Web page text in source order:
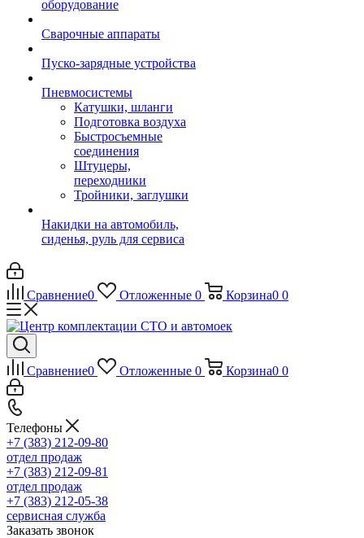
оборудование
Сварочные аппараты
Пуско-зарядные устройства
Пневмосистемы
Катушки, шланги
Подготовка воздуха
Быстросъемные
соединения
Штуцеры,
переходники
Тройники, заглушки
Накидки на автомобиль,
сиденья, руль для сервиса
Сравнение0 Отложенные 0 Корзина0 0
Сравнение0 Отложенные 0 Корзина0 0
Телефоны
+7 (383) 212-09-80
отдел продаж
+7 (383) 212-09-81
отдел продаж
+7 (383) 212-05-38
сервисная служба
Заказать звонок